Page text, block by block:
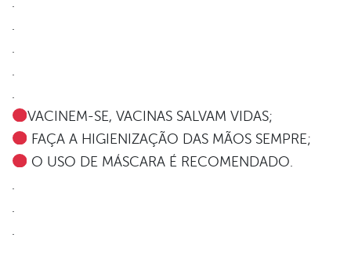
VACINEM-SE, VACINAS SALVAM VIDAS;
FAÇA A HIGIENIZAÇÃO DAS MÃOS SEMPRE;
O USO DE MÁSCARA É RECOMENDADO.